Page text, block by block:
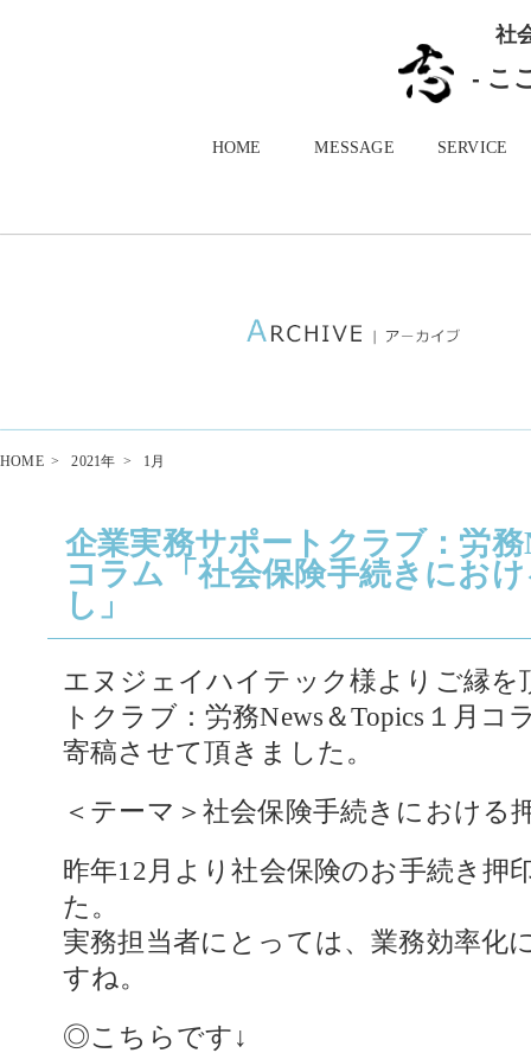
社
- こ
HOME MESSAGE SERVICE
HOME> 2021年 > 1月
企業実務サポートクラブ：労務
コラム「社会保険手続きにお
し」
エヌジェイハイテック様よりご縁を
トクラブ：労務News＆Topics１月コ
寄稿させて頂きました。
＜テーマ＞社会保険手続きにおける
昨年12月より社会保険のお手続き押
た。
実務担当者にとっては、業務効率化
すね。
◎こちらです↓